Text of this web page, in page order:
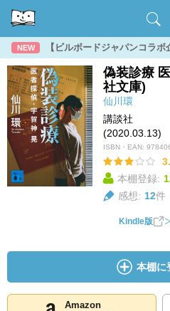
NEW 【ビルボードジャパンコラ
偽装診療
社文庫)
仙川環
講談社
(2020.03.13)
ISBN・EAN:
本棚登録:
感想: 12件
Kindle版
本棚に
Amazon